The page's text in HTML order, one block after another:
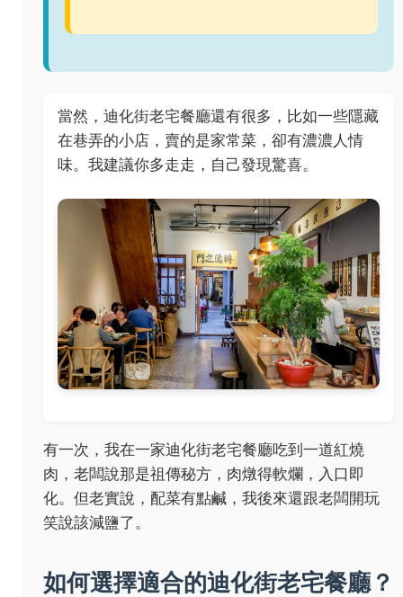
當然，迪化街老宅餐廳還有很多，比如一些隱藏
在巷弄的小店，賣的是家常菜，卻有濃濃人情
味。我建議你多走走，自己發現驚喜。
有一次，我在一家迪化街老宅餐廳吃到一道紅燒
肉，老闆說那是祖傳秘方，肉燉得軟爛，入口即
化。但老實說，配菜有點鹹，我後來還跟老闆開玩
笑說該減鹽了。
如何選擇適合的迪化街老宅餐廳？